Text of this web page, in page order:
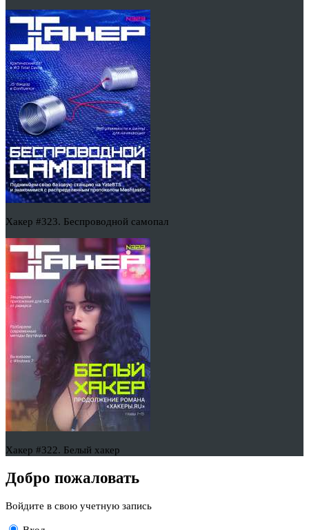
Хакер #323. Беспроводной самопал
Хакер #322. Белый хакер
Добро пожаловать
Войдите в свою учетную запись